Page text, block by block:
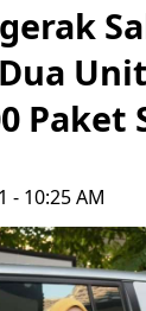
Paket
- 10:25 AM